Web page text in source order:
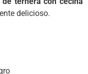
delicioso.